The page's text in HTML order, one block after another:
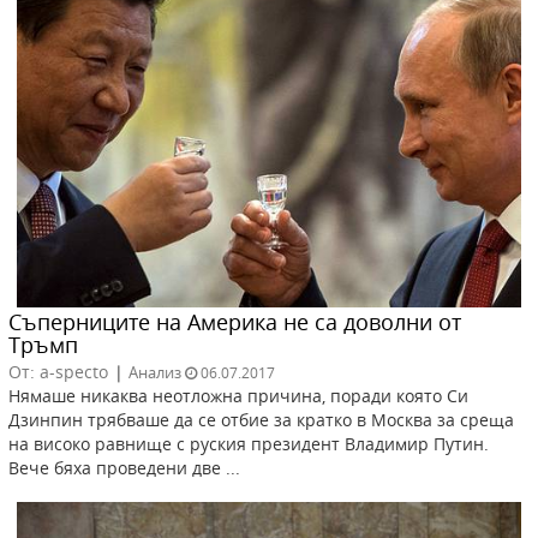
Съперниците на Америка не са доволни от
Тръмп
От: a-specto | Анализ 06.07.2017
Нямаше никаква неотложна причина, поради която Си
Дзинпин трябваше да се отбие за кратко в Москва за среща
на високо равнище с руския президент Владимир Путин.
Вече бяха проведени две ...